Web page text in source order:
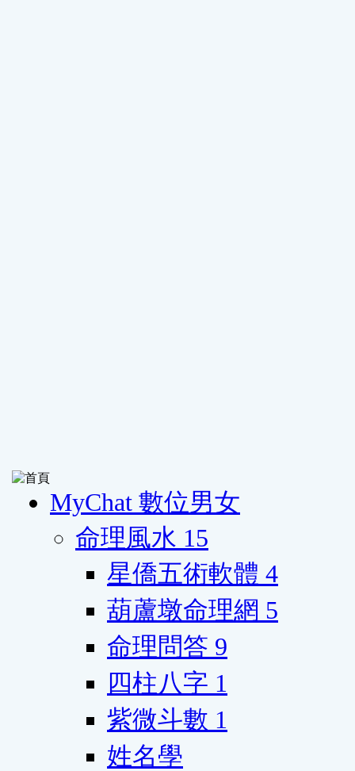
MyChat 數位男女
命理風水 15
星僑五術軟體 4
葫蘆墩命理網 5
命理問答 9
四柱八字 1
紫微斗數 1
姓名學